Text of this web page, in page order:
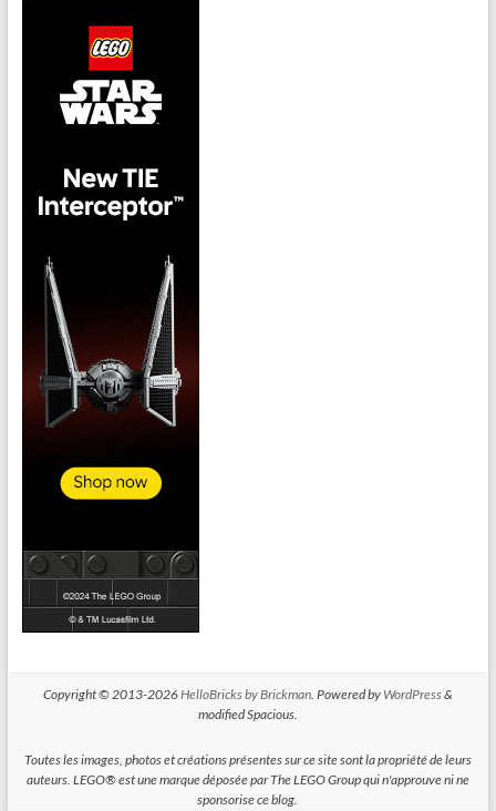
Copyright © 2013-2026HelloBricks by Brickman. Powered by WordPress&
modified Spacious.
Toutes les images, photos et créations présentes sur ce site sont la propriété de leurs
auteurs. LEGO® est une marque déposée par The LEGO Group qui n'approuve ni ne
sponsorise ce blog.